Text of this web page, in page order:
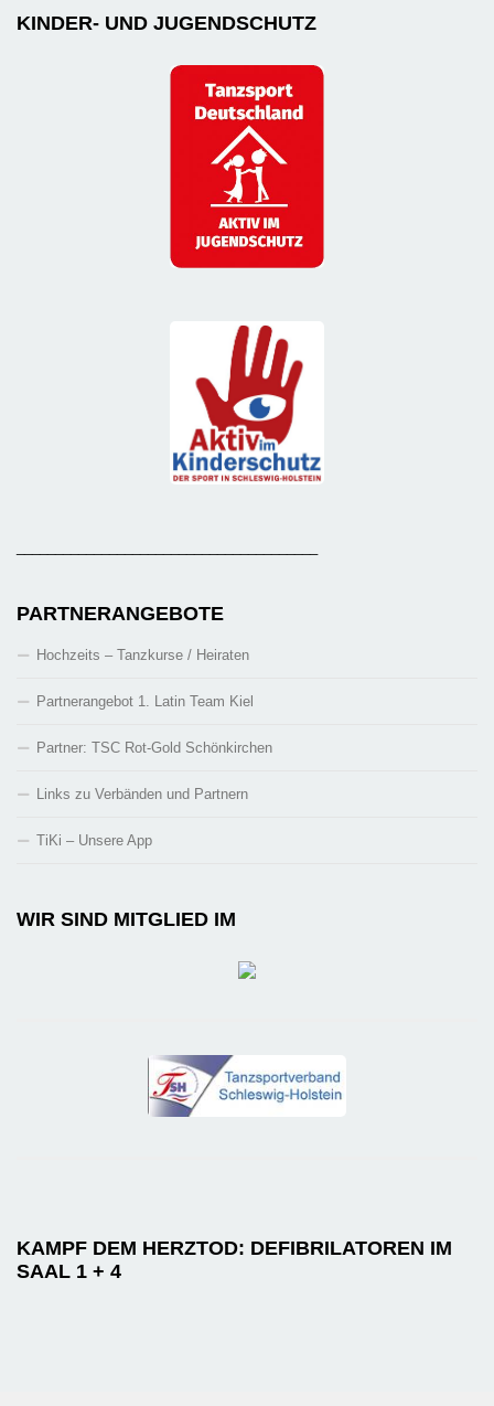
KINDER- UND JUGENDSCHUTZ
PARTNERANGEBOTE
Hochzeits – Tanzkurse / Heiraten
Partnerangebot 1. Latin Team Kiel
Partner: TSC Rot-Gold Schönkirchen
Links zu Verbänden und Partnern
TiKi – Unsere App
WIR SIND MITGLIED IM
KAMPF DEM HERZTOD: DEFIBRILATOREN IM
SAAL 1 + 4